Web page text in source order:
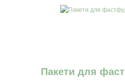
Пакети для